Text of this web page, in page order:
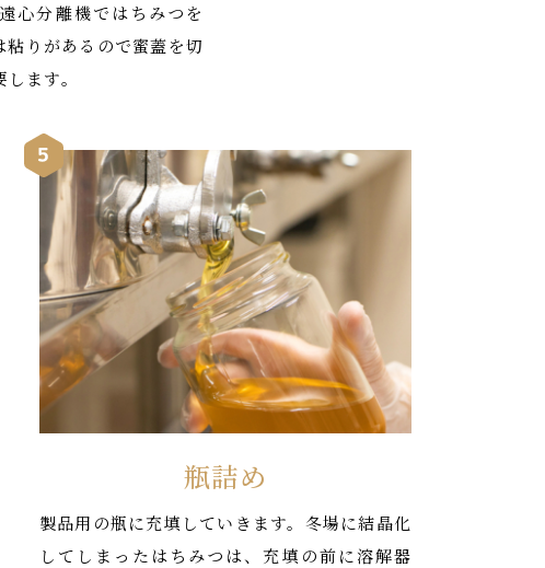
心分離機ではちみつを
りがあるので蜜蓋を切
ます。
瓶詰め
製品用の瓶に充填していきます。冬場に結晶化
してしまったはちみつは、充填の前に溶解器